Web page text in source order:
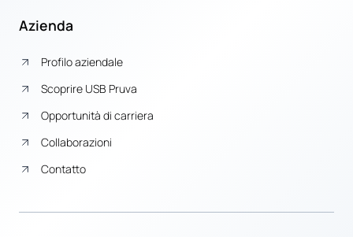
Azienda
Profilo aziendale
Scoprire USB Pruva
Opportunità di carriera
Collaborazioni
Contatto